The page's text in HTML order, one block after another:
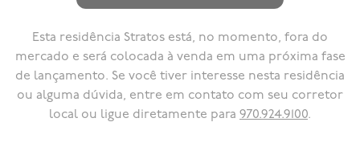
Esta residência Stratos está, no momento, fora do
mercado e será colocada à venda em uma próxima fase
de lançamento. Se você tiver interesse nesta residência
ou alguma dúvida, entre em contato com seu corretor
local ou ligue diretamente para 970.924.9100.